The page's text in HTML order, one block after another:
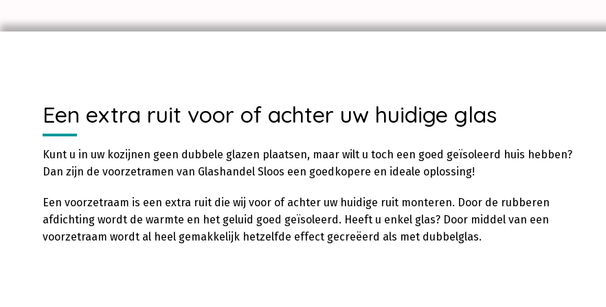
Een extra ruit voor of achter uw huidige glas
Kunt u in uw kozijnen geen dubbele glazen plaatsen, maar wilt u toch een goed geïsoleerd huis hebben?
Dan zijn de voorzetramen van Glashandel Sloos een goedkopere en ideale oplossing!
Een voorzetraam is een extra ruit die wij voor of achter uw huidige ruit monteren. Door de rubberen
afdichting wordt de warmte en het geluid goed geïsoleerd. Heeft u enkel glas? Door middel van een
voorzetraam wordt al heel gemakkelijk hetzelfde effect gecreëerd als met dubbelglas.